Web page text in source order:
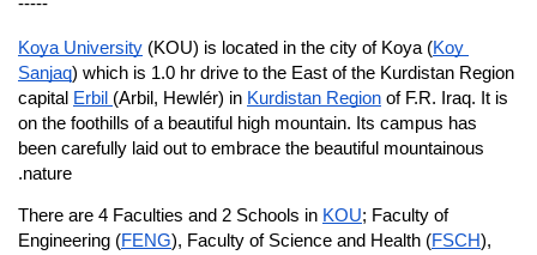
Koya University (KOU) is located in the city of Koya (Koy
Sanjaq) which is 1.0 hr drive to the East of the Kurdistan Region
capital Erbil (Arbil, Hewlér) in Kurdistan Region of F.R. Iraq. It is
on the foothills of a beautiful high mountain. Its campus has
been carefully laid out to embrace the beautiful mountainous
nature.
There are 4 Faculties and 2 Schools in KOU; Faculty of
Engineering (FENG), Faculty of Science and Health (FSCH),